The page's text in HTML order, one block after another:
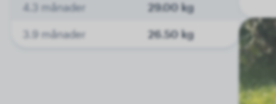
4.3 månader 29.00 kg
3.9 månader 26.50 kg